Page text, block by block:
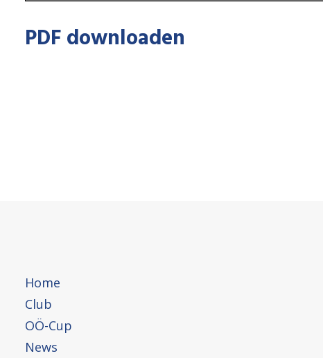
PDF downloaden
Home
Club
OÖ-Cup
News